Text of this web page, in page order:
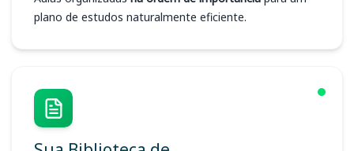
plano de estudos naturalmente eficiente.